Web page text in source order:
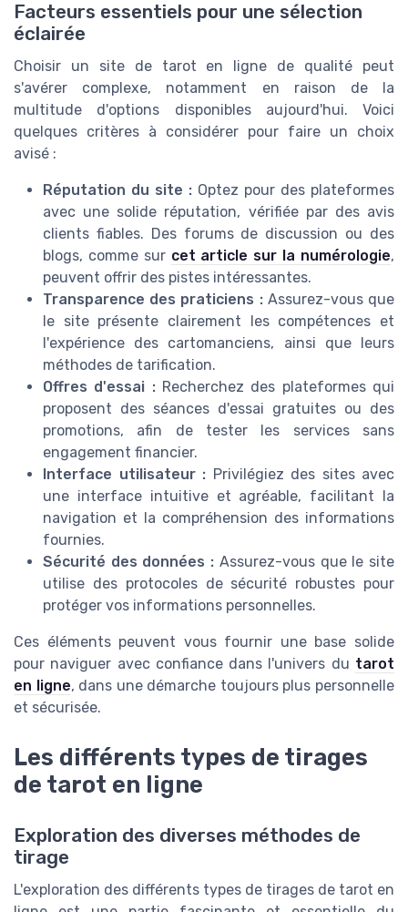
Facteurs essentiels pour une sélection
éclairée
Choisir un site de tarot en ligne de qualité peut
s'avérer complexe, notamment en raison de la
multitude d'options disponibles aujourd'hui. Voici
quelques critères à considérer pour faire un choix
avisé :
Réputation du site : Optez pour des plateformes
avec une solide réputation, vérifiée par des avis
clients fiables. Des forums de discussion ou des
blogs, comme sur cet article sur la numérologie,
peuvent offrir des pistes intéressantes.
Transparence des praticiens :Assurez-vous que
le site présente clairement les compétences et
l'expérience des cartomanciens, ainsi que leurs
méthodes de tarification.
Offres d'essai :Recherchez des plateformes qui
proposent des séances d'essai gratuites ou des
promotions, afin de tester les services sans
engagement financier.
Interface utilisateur : Privilégiez des sites avec
une interface intuitive et agréable, facilitant la
navigation et la compréhension des informations
fournies.
Sécurité des données : Assurez-vous que le site
utilise des protocoles de sécurité robustes pour
protéger vos informations personnelles.
Ces éléments peuvent vous fournir une base solide
pour naviguer avec confiance dans l'univers du tarot
en ligne, dans une démarche toujours plus personnelle
et sécurisée.
Les différents types de tirages
de tarot en ligne
Exploration des diverses méthodes de
tirage
L'exploration des différents types de tirages de tarot en